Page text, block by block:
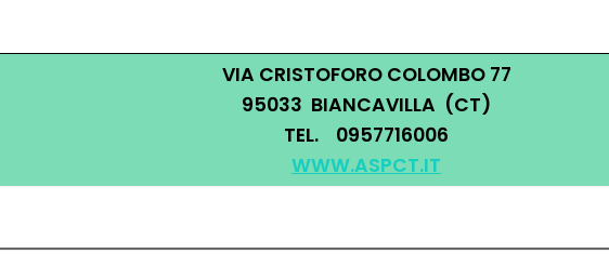
VIA CRISTOFORO COLOMBO 77
95033 BIANCAVILLA (CT)
TEL. 0957716006
WWW.ASPCT.IT